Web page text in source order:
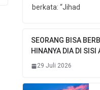
berkata: “Jihad
SEORANG BISA
HINANYA DIA DI SISI
29 Juli 2026